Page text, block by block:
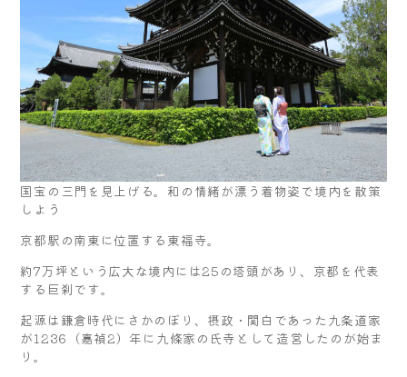
国宝の三門を見上げる。和の情緒が漂う着物姿で境内を散策
しよう
京都駅の南東に位置する東福寺。
約7万坪という広大な境内には25の塔頭があり、京都を代表
する巨刹です。
起源は鎌倉時代にさかのぼり、摂政・関白であった九条道家
が1236（嘉禎2）年に九條家の氏寺として造営したのが始ま
り。